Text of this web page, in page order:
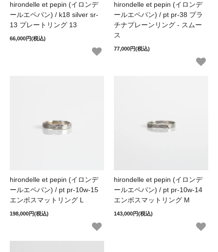
hirondelle et pepin (イロンデ
ールエペパン) / k18 silver sr-
13 プレートリング 13
66,000円(税込)
hirondelle et pepin (イロンデ
ールエペパン) / pt pr-38 プラ
チナプレーンリング - スムー
ス
77,000円(税込)
hirondelle et pepin (イロンデ
ールエペパン) / pt pr-10w-15
エンボスマットリング L
198,000円(税込)
hirondelle et pepin (イロンデ
ールエペパン) / pt pr-10w-14
エンボスマットリング M
143,000円(税込)